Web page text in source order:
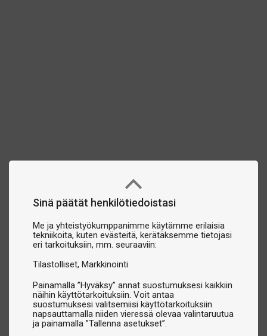
Sinä päätät henkilötiedoistasi
Me ja yhteistyökumppanimme käytämme erilaisia
tekniikoita, kuten evästeitä, kerätäksemme tietojasi
eri tarkoituksiin, mm. seuraaviin:
Tilastolliset Markkinointi
Painamalla ”Hyväksy” annat suostumuksesi kaikkiin
näihin käyttötarkoituksiin. Voit antaa
suostumuksesi valitsemiisi käyttötarkoituksiin
napsauttamalla niiden vieressä olevaa valintaruutua
ja painamalla ”Tallenna asetukset”.